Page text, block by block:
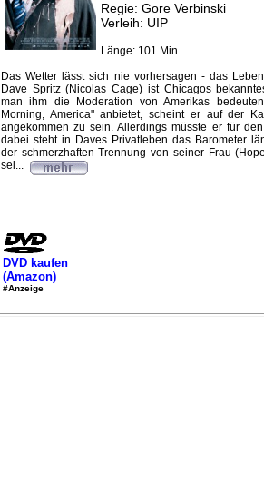
Regie: Gore Verbinski
Verleih: UIP
Länge: 101 Min.
Das Wetter lässt sich nie vorhersagen - das
Dave Spritz (Nicolas Cage) ist Chicagos
man ihm die Moderation von Amerikas
Morning, America" anbietet, scheint er auf der
angekommen zu sein. Allerdings müsste er für
dabei steht in Daves Privatleben das Barometer
der schmerzhaften Trennung von seiner Frau
sei...
DVD kaufen
(Amazon)
#Anzeige